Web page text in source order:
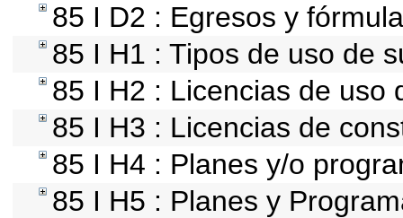
85 I D2 : Egresos y
85 I H1 : Tipos de uso de
85 I H2 : Licencias de uso
85 I H3 : Licencias de
85 I H4 : Planes y/o
85 I H5 : Planes y